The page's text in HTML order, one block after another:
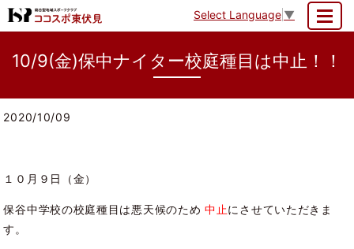
Select Language ▼
10/9(金)保中ナイター校庭種目は中止！！
2020/10/09
１０月９日（金）
保谷中学校の校庭種目は悪天候のため中止にさせていただきま
す。